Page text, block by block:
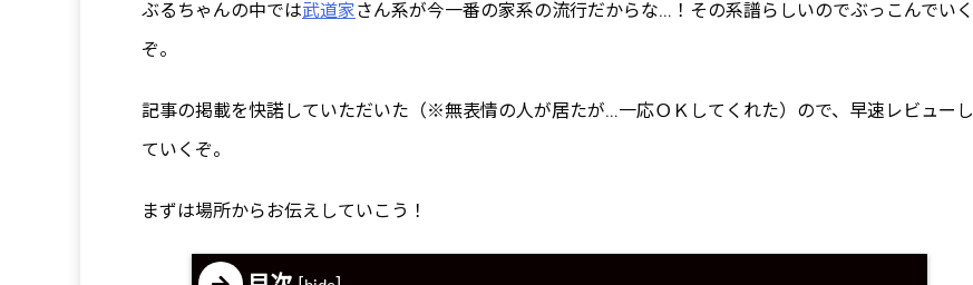
ぶるちゃんの中では武道家さん系が今一番の家系の流行だからな…！その系譜らしいのでぶっこんでいく
ぞ。
記事の掲載を快諾していただいた（※無表情の人が居たが…一応ＯＫしてくれた）ので、早速レビューし
ていくぞ。
まずは場所からお伝えしていこう！